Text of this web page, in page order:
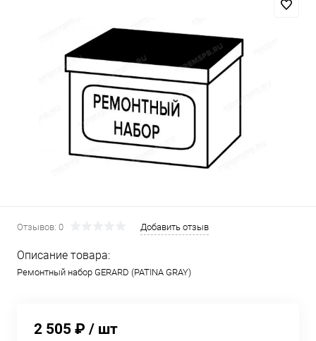
Отзывов: 0 Добавить отзыв
Описание товара:
Ремонтный набор GERARD (PATINA GRAY)
2 505 ₽ / шт